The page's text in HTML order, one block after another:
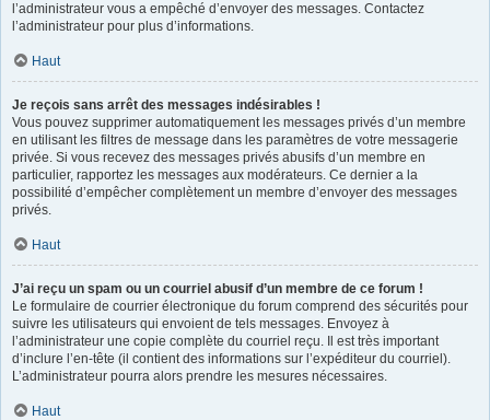
l’administrateur vous a empêché d’envoyer des messages. Contactez
l’administrateur pour plus d’informations.
Haut
Je reçois sans arrêt des messages indésirables !
Vous pouvez supprimer automatiquement les messages privés d’un membre
en utilisant les filtres de message dans les paramètres de votre messagerie
privée. Si vous recevez des messages privés abusifs d’un membre en
particulier, rapportez les messages aux modérateurs. Ce dernier a la
possibilité d’empêcher complètement un membre d’envoyer des messages
privés.
Haut
J’ai reçu un spam ou un courriel abusif d’un membre de ce forum !
Le formulaire de courrier électronique du forum comprend des sécurités pour
suivre les utilisateurs qui envoient de tels messages. Envoyez à
l’administrateur une copie complète du courriel reçu. Il est très important
d’inclure l’en-tête (il contient des informations sur l’expéditeur du courriel).
L’administrateur pourra alors prendre les mesures nécessaires.
Haut